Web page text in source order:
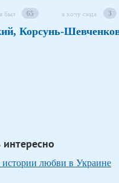
я был 65 я хочу сюда 3
Корсунь-
любви в Украине